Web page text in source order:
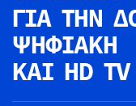
ΓΙΑ ΤΗΝ
ΨΗΦΙΑΚΗ
ΚΑΙ HD TV